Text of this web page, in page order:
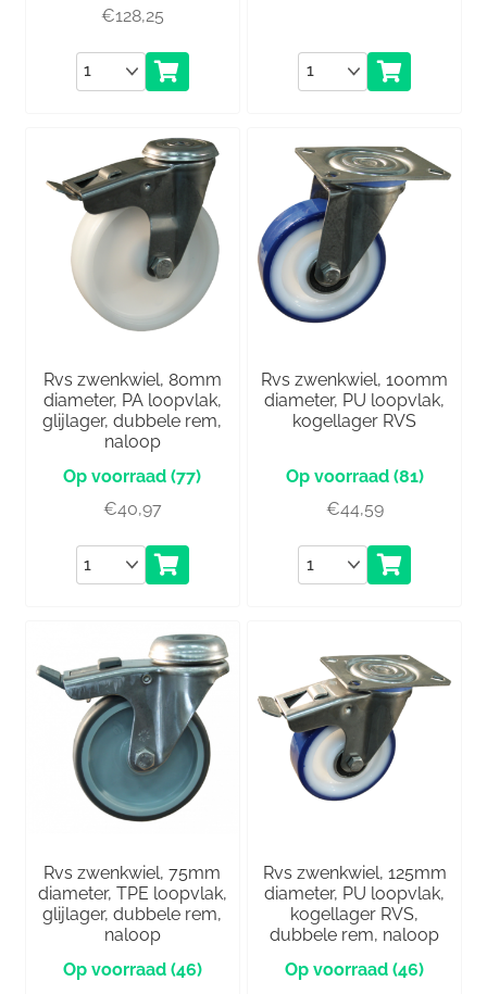
€128,25
Aantal Aantal
Rvs zwenkwiel, 80mm
diameter, PA loopvlak,
glijlager, dubbele rem,
naloop
(77)
€40,97
Aantal
Rvs zwenkwiel, 100mm
diameter, PU loopvlak,
kogellager RVS
(81)
€44,59
Aantal
Rvs zwenkwiel, 75mm
diameter, TPE loopvlak,
glijlager, dubbele rem,
naloop
(46)
Rvs zwenkwiel, 125mm
diameter, PU loopvlak,
kogellager RVS,
dubbele rem, naloop
(46)